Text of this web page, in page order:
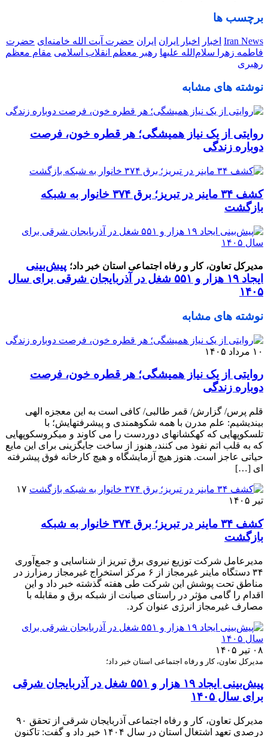
برچسب ها
Iran News اخبار اخبار ایران ایران حضرت آیت الله خامنه‌ای حضرت
فاطمه زهرا سلام‌الله علیها رهبر معظم انقلاب اسلامی مقام معظم
رهبری
نوشته های مشابه
روایتی از یک نیاز همیشگی؛ هر قطره خون، فرصت
دوباره زندگی
کشف ۳۴ ماینر در تبریز؛ برق ۳۷۴ خانوار به شبکه
بازگشت
مدیرکل تعاون، کار و رفاه اجتماعی استان خبر داد؛ پیش‌بینی
ایجاد ۱۹ هزار و ۵۵۱ شغل در آذربایجان شرقی برای سال
۱۴۰۵
نوشته های مشابه
۱۰ مرداد ۱۴۰۵
روایتی از یک نیاز همیشگی؛ هر قطره خون، فرصت
دوباره زندگی
قلم پرس/ گزارش/ قمر طالبی/ کافی است به این معجزه الهی
بیندیشیم: علم مدرن با همه شکوهمندی و پیشرفتهایش؛ با
تلسکوپهایی که کهکشانهای دوردست را می کاوند و میکروسکوپهایی
که به قلب اتم نفوذ می‌ کنند، هنوز از ساخت جایگزینی برای این مایع
حیاتی عاجز است. هنوز هیچ آزمایشگاه و هیچ کارخانه فوق ‌پیشرفته
‌ای […]
۱۷
تیر ۱۴۰۵
کشف ۳۴ ماینر در تبریز؛ برق ۳۷۴ خانوار به شبکه
بازگشت
مدیرعامل شرکت توزیع نیروی برق تبریز از شناسایی و جمع‌آوری
۳۴ دستگاه ماینر غیرمجاز از ۶ مرکز استخراج غیرمجاز رمزارز در
مناطق تحت پوشش این شرکت طی هفته گذشته خبر داد و این
اقدام را گامی مؤثر در راستای صیانت از شبکه برق و مقابله با
مصارف غیرمجاز انرژی عنوان کرد.
۰۸ تیر ۱۴۰۵
مدیرکل تعاون، کار و رفاه اجتماعی استان خبر داد؛
پیش‌بینی ایجاد ۱۹ هزار و ۵۵۱ شغل در آذربایجان شرقی
برای سال ۱۴۰۵
مدیرکل تعاون، کار و رفاه اجتماعی آذربایجان شرقی از تحقق ۹۰
درصدی تعهد اشتغال استان در سال ۱۴۰۴ خبر داد و گفت: تاکنون